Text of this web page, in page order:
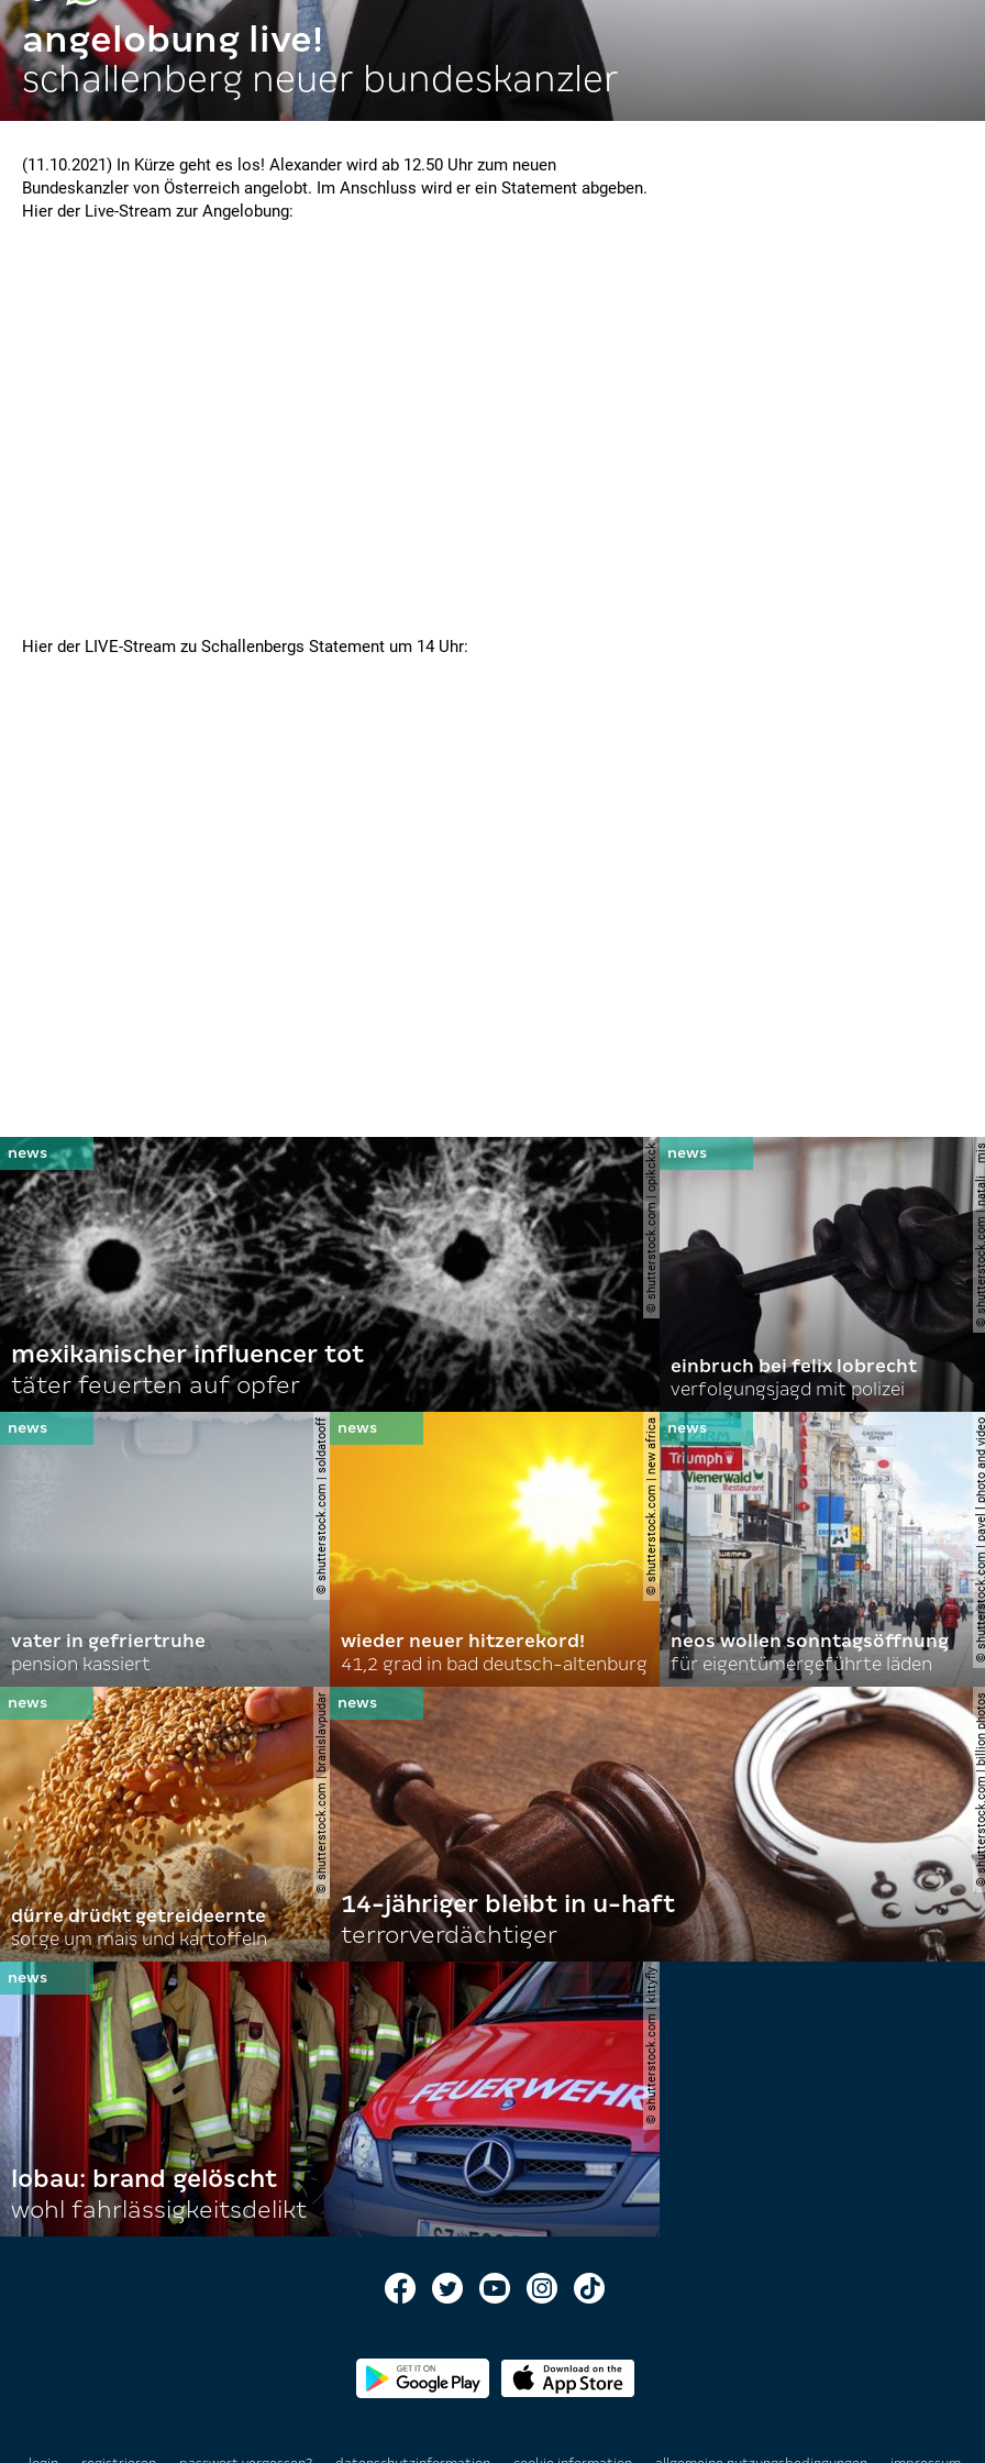
angelobung live!
schallenberg neuer bundeskanzler
(11.10.2021) In Kürze geht es los! Alexander wird ab 12.50 Uhr zum neuen
Bundeskanzler von Österreich angelobt. Im Anschluss wird er ein Statement abgeben.
Hier der Live-Stream zur Angelobung:
Hier der LIVE-Stream zu Schallenbergs Statement um 14 Uhr:
© shutterstock.com | opikckck
mexikanischer influencer tot
täter feuerten auf opfer
©
einbruch bei felix lobrecht
verfolgungsjagd mit polizei
© shutterstock.com | soldatooff
vater in gefriertruhe
pension kassiert
© shutterstock.com | new africa
wieder neuer hitzerekord!
41,2 grad in bad deutsch-altenburg
©
neos wollen sonntagsöffnung
für eigentümergeführte läden
© shutterstock.com | branislavpudar
dürre drückt getreideernte
sorge um mais und kartoffeln
©
14-jähriger bleibt in u-haft
terrorverdächtiger
© shutterstock.com | kittyfly
lobau: brand gelöscht
wohl fahrlässigkeitsdelikt